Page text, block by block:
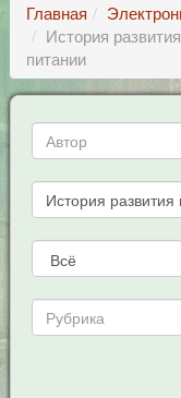
Главная
История
питании